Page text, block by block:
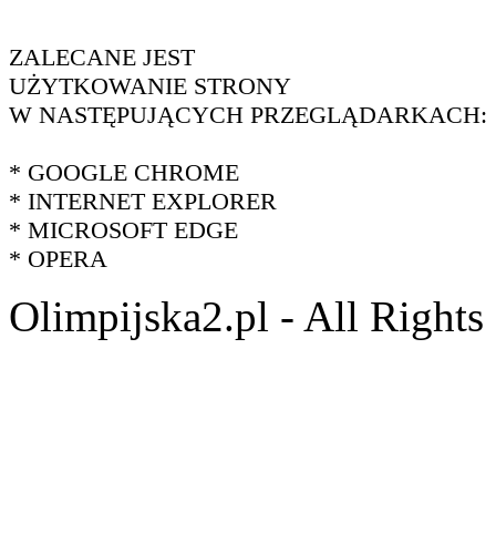
ZALECANE JEST
UŻYTKOWANIE STRONY
W NASTĘPUJĄCYCH PRZEGLĄDARKACH:
* GOOGLE CHROME
* INTERNET EXPLORER
* MICROSOFT EDGE
* OPERA
Olimpijska2.pl - All Rights